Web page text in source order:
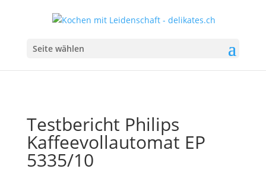
Seite wählen
Testbericht Philips
Kaffeevollautomat EP
5335/10